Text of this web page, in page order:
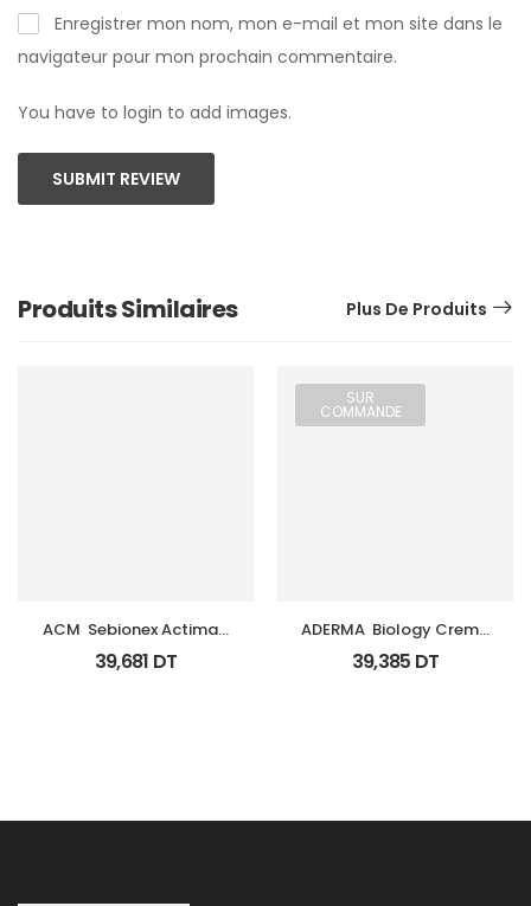
Enregistrer mon nom, mon e-mail et mon site dans le
navigateur pour mon prochain commentaire.
You have to login to add images.
SUBMIT REVIEW
Produits Similaires Plus De Produits
ACM  Sebionex Actimat
Soin Anti Imperfec Teint
40Ml
39,681 DT
SUR
COMMANDE
ADERMA  Biology Creme
Legere Hyd Tb 0Ml
39,385 DT